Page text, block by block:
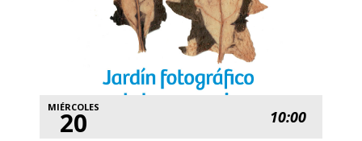
MIÉRCOLES
20 10:00